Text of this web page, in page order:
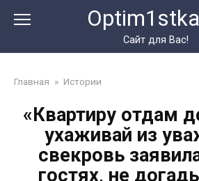
Сайт для Вас!
Главная » Истории
«Квартиру отдам
ухаживай из
свекровь
гостях, не